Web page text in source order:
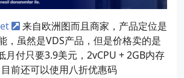
来自欧洲图而且商家，产品定位是
，虽然是VDS产品，但是价格卖的是
月付只要3.9美元，2vCPU + 2GB内存
前还可以使用八折优惠码